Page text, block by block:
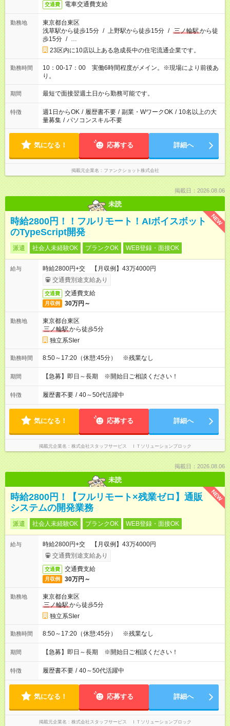
交通費 電車交通費支給
勤務地
東京都台東区
浅草駅から徒歩15分 / 上野駅から徒歩15分 / 三ノ輪駅から徒
歩15分 / …
23区内に10店以上ある急成長中の住宅流通企業です。
勤務時間
10：00-17：00 実働6時間程度がメイン。※現場により前後あ
り。
期間 最短で面接翌週土日から勤務可能です。
特徴 週1日からOK / 履歴書不要 / 副業・WワークOK / 10名以上の大
量募集 / パソコンスキル不要
気になる！ 応募する 詳細へ
掲載元企業名 ファンクショット株式会社
掲載日：2026.08.06
未読
NEW
時給2800円！！フルリモート！AIボイスボット
のTypeScript開発
派遣 社会人未経験OK ブランクOK WEB登録・面接OK
給与
時給2800円+交 【月収例】43万4000円
交通費別途支給あり
交通費 交通費支給
月収例 30万円～
勤務地
東京都台東区
三ノ輪駅から徒歩5分
独立系SIer
勤務時間 8:50～17:20（休憩:45分） ※残業なし
期間 【急募】即日～長期 ※開始日ご相談ください！
特徴 履歴書不要 / 40～50代活躍中
気になる！ 応募する 詳細へ
掲載元企業名 株式会社スタッフサービス ＩＴソリューションブロック
掲載日：2026.08.06
未読
NEW
時給2800円！【フルリモート×残業ゼロ】通販
システムの開発業務
派遣 社会人未経験OK ブランクOK WEB登録・面接OK
給与
時給2800円+交 【月収例】43万4000円
交通費別途支給あり
交通費 交通費支給
月収例 30万円～
勤務地
東京都台東区
三ノ輪駅から徒歩5分
独立系SIer
勤務時間 8:50～17:20（休憩:45分） ※残業なし
期間 【急募】即日～長期 ※開始日ご相談ください！
特徴 履歴書不要 / 40～50代活躍中
気になる！ 応募する 詳細へ
掲載元企業名 株式会社スタッフサービス ＩＴソリューションブロック